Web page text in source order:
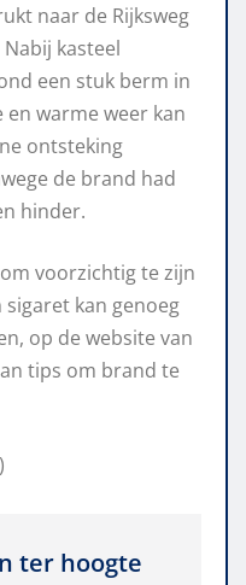
naar de Rijksweg
kasteel
een stuk berm in
warme weer kan
ontsteking
de brand had
hinder.
voorzichtig te zijn
kan genoeg
op de website van
tips om brand te
ter hoogte